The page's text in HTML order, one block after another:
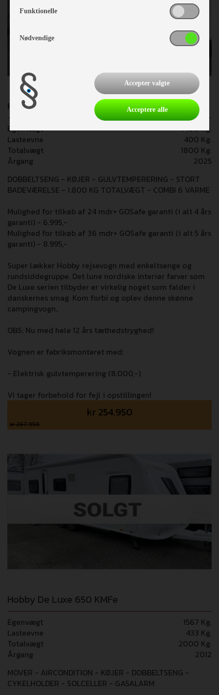
Hobby De Luxe 545 KMF
Egenvægt
1400 Kg.
Lasteevne
400 Kg.
Totalvægt
1800 Kg.
Årgang
2025
DOBBELTSENG - KØJER - GULVTEMPERERING - STORT
BADEVÆRELSE - 1.800 KG TOTALVÆGT - COMBI 6 VARME
Mulighed for tilkøb af 24 mdr+ GOSafe garanti (i alt 4 års
garanti) - 6.995,-
Mulighed for tilkøb af 36 mdr+ GOSafe garanti (i alt 5 års
garanti) - 8.995,-
Super lækker Hobby rejsevogn med enkeltsenge og
rundsiddegruppe. Det lune nordiske interiør farver som
De Luxe serien tilbyder er virkelig noget som falder i
danskernes smag. Kom forbi og oplev denne skønne
campingvogn..
OBS: Nu med hele 12 års tæthedstryghed!
Vognen er fabriksmonteret med:
- Elektrisk gulvtemperering (8.000,-)
Vi tager forbehold for fejl i opstillingen!
kr 254.950
kr 267.950
Hobby De Luxe 650 KMFe
Egenvægt
1567 Kg.
Lasteevne
433 Kg.
Totalvægt
2000 Kg.
Årgang
2012
MOVER - AIRCONDITION - KØJER - DOBBELTSENG -
CYKELHOLDER - SOLCELLER - GASALARM
Funktionelle
Nødvendige
Accepter valgte
Acceptere alle